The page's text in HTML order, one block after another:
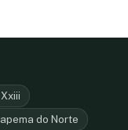
do Norte